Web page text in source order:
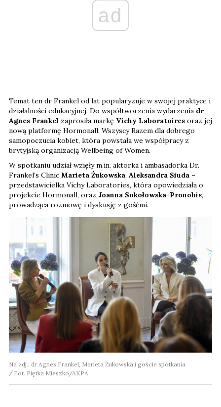
ad
Temat ten dr Frankel od lat popularyzuje w swojej praktyce i
działalności edukacyjnej. Do współtworzenia wydarzenia dr
Agnes Frankel zaprosiła markę Vichy Laboratoires oraz jej
nową platformę Hormonall: Wszyscy Razem dla dobrego
samopoczucia kobiet, która powstała we współpracy z
brytyjską organizacją Wellbeing of Women.
W spotkaniu udział wzięły m.in. aktorka i ambasadorka Dr.
Frankel‘s Clinic Marieta Żukowska, Aleksandra Siuda –
przedstawicielka Vichy Laboratories, która opowiedziała o
projekcie Hormonall, oraz Joanna Sokołowska-Pronobis,
prowadząca rozmowę i dyskusję z gośćmi.
Na zdj.: dr Agnes Frankel, Marieta Żukowska i goście spotkania
Fot. Piętka Mieszko/AKPA